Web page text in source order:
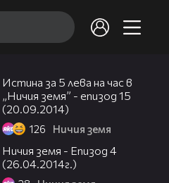
Истина за 5 лева на час в
„Ничия земя” - епизод 15
(20.09.2014)
126 Ничия земя
Ничия земя - Епизод 4
(26.04.2014г.)